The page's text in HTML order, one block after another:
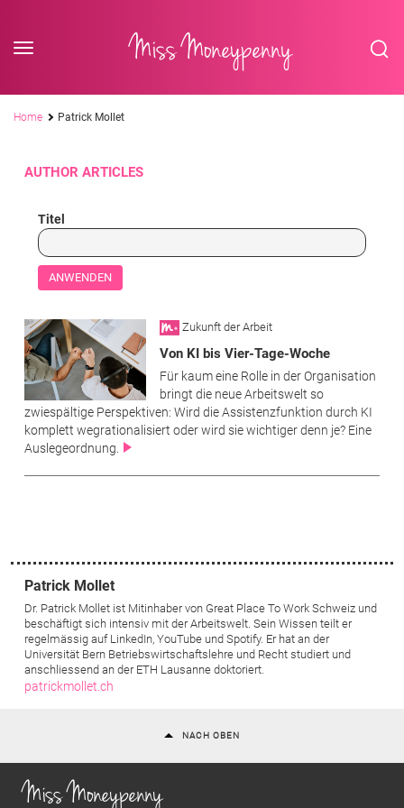
Miss Moneypenny
Pfadnavigation
Home Patrick Mollet
AUTHOR ARTICLES
Titel
Zukunft der Arbeit
Von KI bis Vier-Tage-Woche
Für kaum eine Rolle in der Organisation
bringt die neue Arbeitswelt so
zwiespältige Perspektiven: Wird die Assistenzfunktion durch KI
komplett wegrationalisiert oder wird sie wichtiger denn je? Eine
Auslegeordnung.
Patrick Mollet
Dr. Patrick Mollet ist Mitinhaber von Great Place To Work Schweiz und
beschäftigt sich intensiv mit der Arbeitswelt. Sein Wissen teilt er
regelmässig auf LinkedIn, YouTube und Spotify. Er hat an der
Universität Bern Betriebswirtschaftslehre und Recht studiert und
anschliessend an der ETH Lausanne doktoriert.
patrickmollet.ch
NACH OBEN
Miss Moneypenny